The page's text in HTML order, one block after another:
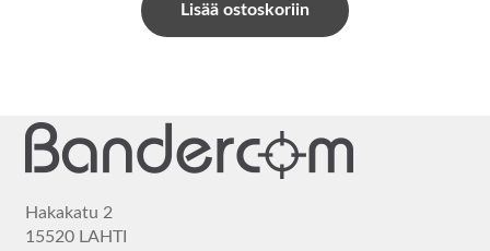
Lisää ostoskoriin
Hakakatu 2
15520 LAHTI